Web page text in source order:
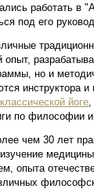
работать в
под его
опыт,
но и
инструктора и
йоге
по философии и
чем 30 лет
опыта